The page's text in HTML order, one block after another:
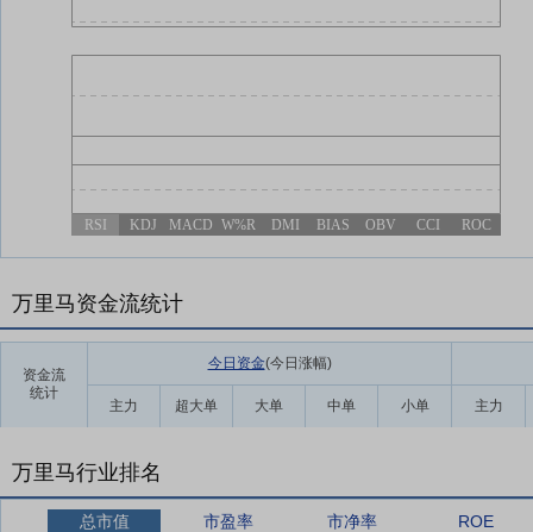
RSI KDJ MACD W%R DMI BIAS OBV CCI ROC
万里马资金流统计
资金流
统计
今日资金(今日涨幅)
主力 超大单 大单 中单 小单 主力
万里马行业排名
总市值 市盈率 市净率 ROE